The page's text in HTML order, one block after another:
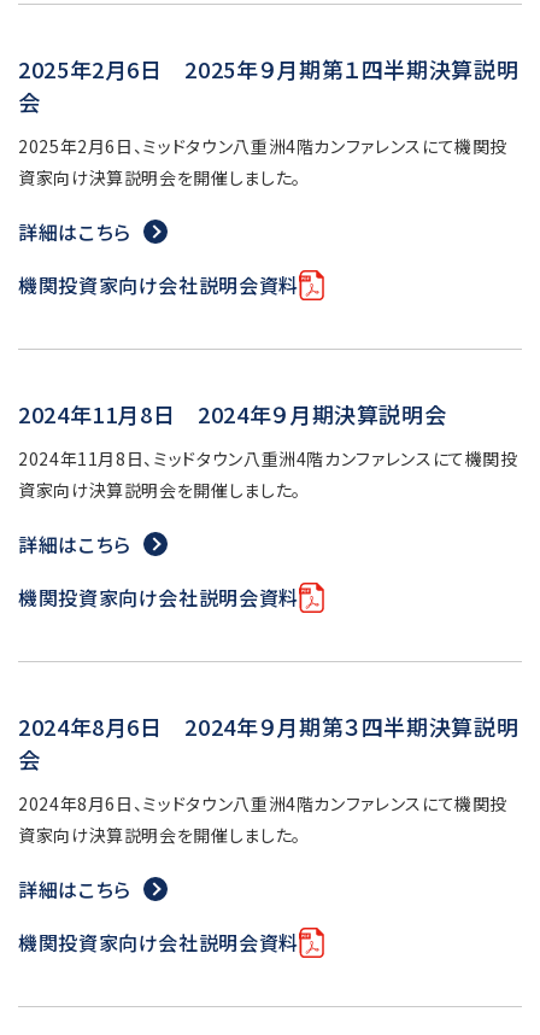
2025年2月6日 2025年９月期第１四半期決算説明
会
2025年2月6日、ミッドタウン八重洲4階カンファレンスにて機関投
資家向け決算説明会を開催しました。
詳細はこちら
機関投資家向け会社説明会資料
2024年11月8日 2024年９月期決算説明会
2024年11月8日、ミッドタウン八重洲4階カンファレンスにて機関投
資家向け決算説明会を開催しました。
詳細はこちら
機関投資家向け会社説明会資料
2024年8月6日 2024年９月期第３四半期決算説明
会
2024年8月6日、ミッドタウン八重洲4階カンファレンスにて機関投
資家向け決算説明会を開催しました。
詳細はこちら
機関投資家向け会社説明会資料